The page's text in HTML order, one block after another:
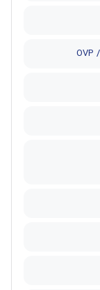
OVP